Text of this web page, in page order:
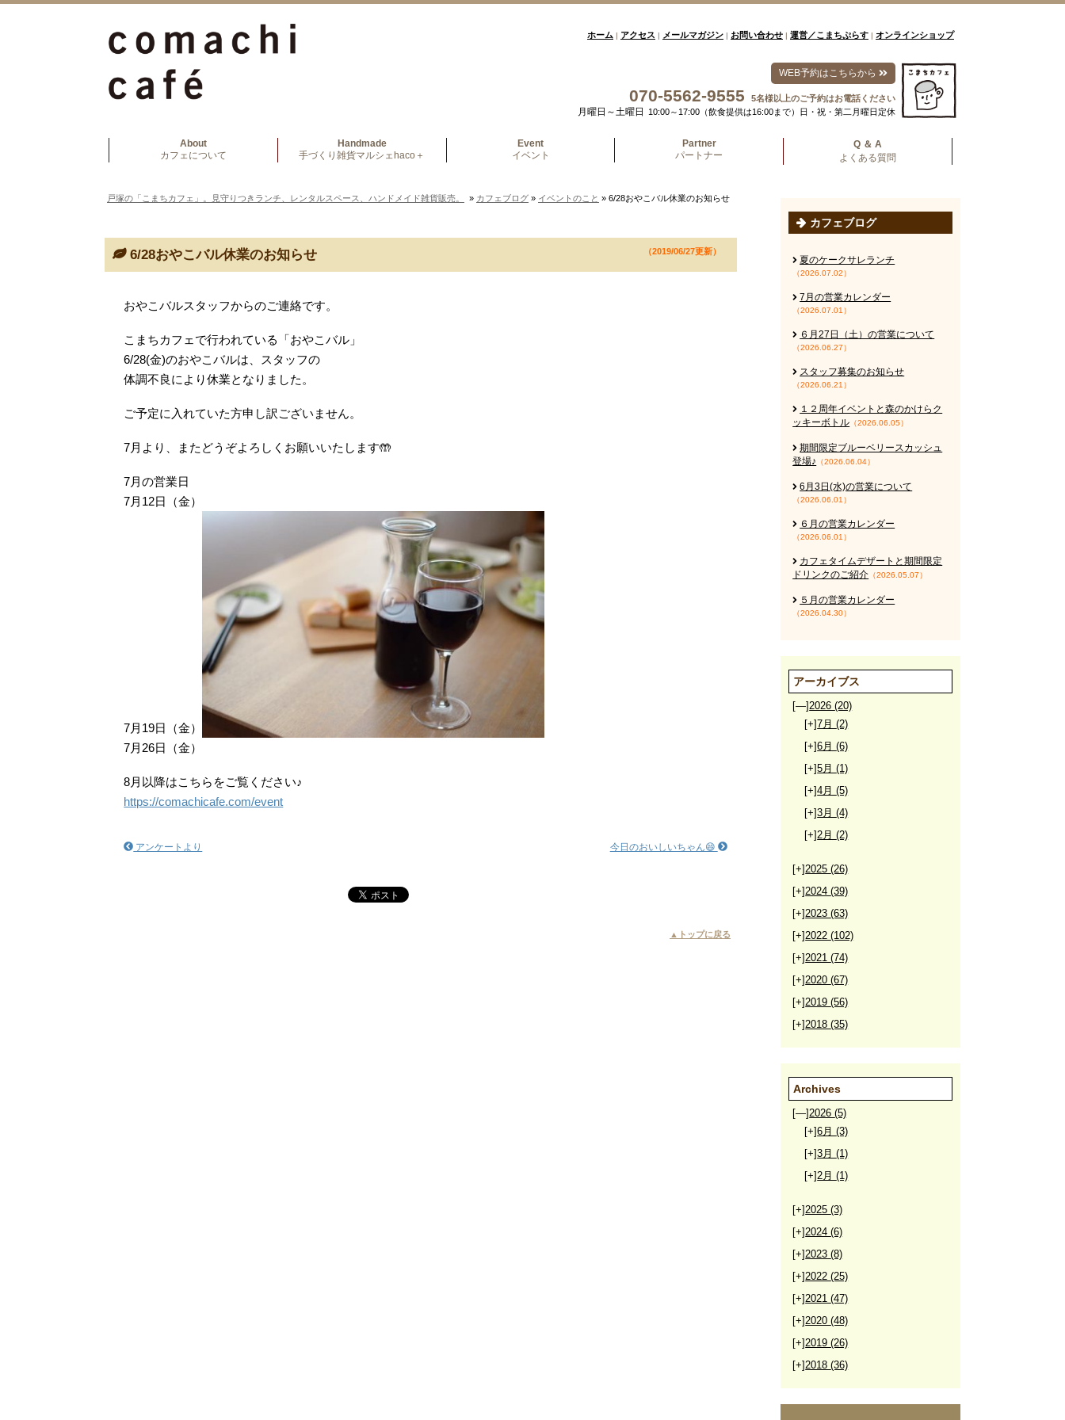
ホーム | アクセス | メールマガジン | お問い合わせ | 運営／こまちぷらす | オンラインショップ
WEB予約はこちらから
070-5562-9555 5名様以上のご予約はお電話ください
月曜日～土曜日 10:00～17:00（飲食提供は16:00まで）日・祝・第二月曜日定休
About
カフェについて
Handmade
手づくり雑貨マルシェhaco＋
Event
イベント
Partner
パートナー
Q ＆ A
よくある質問
戸塚の「こまちカフェ」。見守りつきランチ、レンタルスペース、ハンドメイド雑貨販売。 » カフェブログ » イベントのこと » 6/28おやこバル休業のお知らせ
6/28おやこバル休業のお知らせ （2019/06/27更新）
おやこバルスタッフからのご連絡です。
こまちカフェで行われている「おやこバル」
6/28(金)のおやこバルは、スタッフの
体調不良により休業となりました。
ご予定に入れていた方申し訳ございません。
7月より、またどうぞよろしくお願いいたします🤲
7月の営業日
7月12日（金）
7月19日（金）
7月26日（金）
8月以降はこちらをご覧ください♪
https://comachicafe.com/event
今日のおいしいちゃん😄
アンケートより
▲トップに戻る
カフェブログ
夏のケークサレランチ
（2026.07.02）
7月の営業カレンダー
（2026.07.01）
６月27日（土）の営業について
（2026.06.27）
スタッフ募集のお知らせ
（2026.06.21）
１２周年イベントと森のかけらク
ッキーボトル （2026.06.05）
期間限定ブルーベリースカッシュ
登場♪
（2026.06.04）
6月3日(水)の営業について
（2026.06.01）
６月の営業カレンダー
（2026.06.01）
カフェタイムデザートと期間限定
ドリンクのご紹介 （2026.05.07）
５月の営業カレンダー
（2026.04.30）
アーカイブス
[—]2026(20)
[+]7月(2)
[+]6月(6)
[+]5月(1)
[+]4月(5)
[+]3月(4)
[+]2月(2)
[+]2025(26)
[+]2024(39)
[+]2023(63)
[+]2022(102)
[+]2021(74)
[+]2020(67)
[+]2019(56)
[+]2018(35)
Archives
[—]2026(5)
[+]6月(3)
[+]3月(1)
[+]2月(1)
[+]2025(3)
[+]2024(6)
[+]2023(8)
[+]2022(25)
[+]2021(47)
[+]2020(48)
[+]2019(26)
[+]2018(36)